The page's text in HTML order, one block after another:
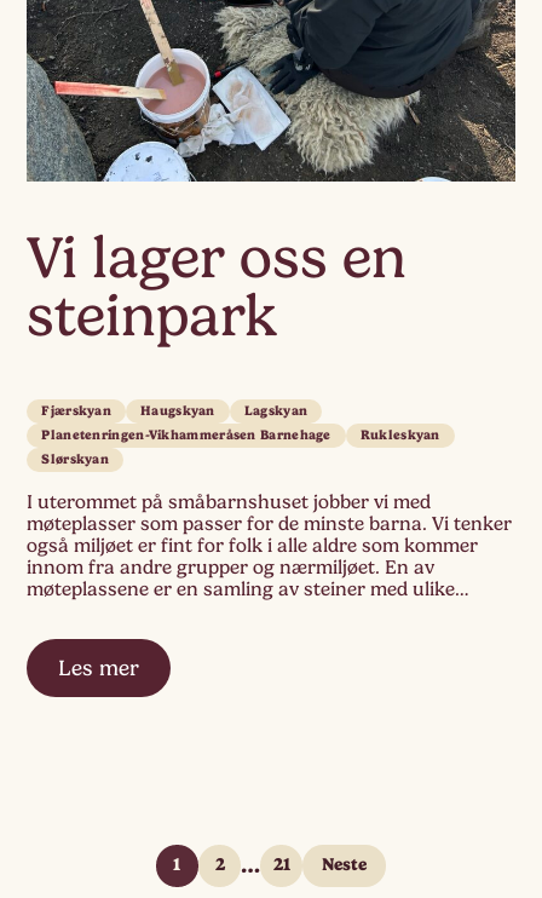
Vi lager oss en
steinpark
Fjærskyan Haugskyan
Lagskyan
Planetenringen-Vikhammeråsen Barnehage
Rukleskyan
Slørskyan
I uterommet på småbarnshuset jobber vi med
møteplasser som passer for de minste barna. Vi tenker
også miljøet er fint for folk i alle aldre som kommer
innom fra andre grupper og nærmiljøet. En av
møteplassene er en samling av steiner med ulike
Les mer
1 2 … 21 Neste